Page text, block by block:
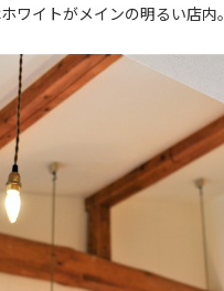
ワイトがメインの明るい店内。